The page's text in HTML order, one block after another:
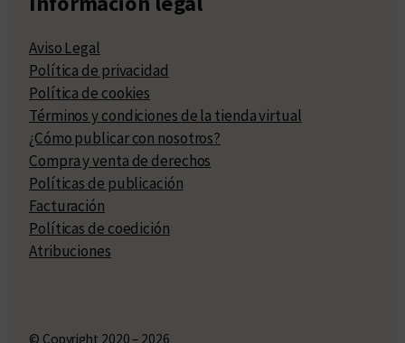
Aviso Legal
Política de privacidad
Política de cookies
Términos y condiciones de la tienda virtual
¿Cómo publicar con nosotros?
Compra y venta de derechos
Políticas de publicación
Facturación
Políticas de coedición
Atribuciones
© Copyright 2020 – 2026